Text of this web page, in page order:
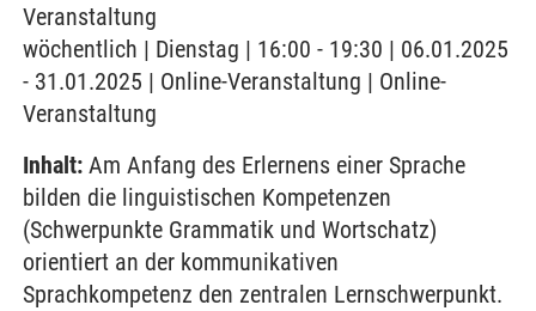
Veranstaltung
wöchentlich | Dienstag | 16:00 - 19:30 | 06.01.2025
- 31.01.2025 | Online-Veranstaltung | Online-
Veranstaltung
Inhalt: Am Anfang des Erlernens einer Sprache
bilden die linguistischen Kompetenzen
(Schwerpunkte Grammatik und Wortschatz)
orientiert an der kommunikativen
Sprachkompetenz den zentralen Lernschwerpunkt.